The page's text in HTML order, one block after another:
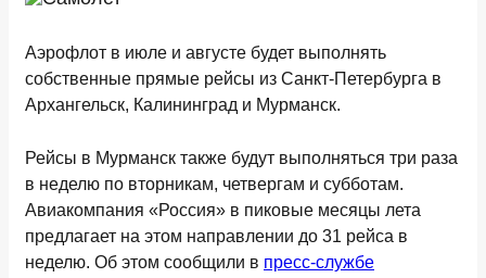
Аэрофлот в июле и августе будет выполнять
собственные прямые рейсы из Санкт-Петербурга в
Архангельск, Калининград и Мурманск.
Рейсы в Мурманск также будут выполняться три раза
в неделю по вторникам, четвергам и субботам.
Авиакомпания «Россия» в пиковые месяцы лета
предлагает на этом направлении до 31 рейса в
неделю. Об этом сообщили в пресс-службе